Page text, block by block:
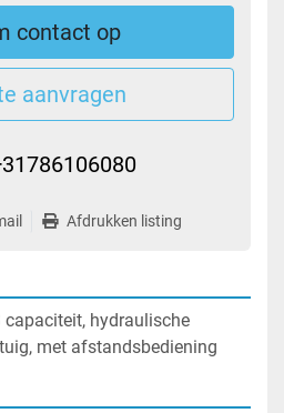
contact op
aanvragen
Afdrukken listing
capaciteit, hydraulische
met afstandsbediening